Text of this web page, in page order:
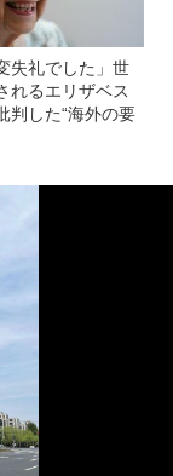
失礼でした」世
れるエリザベス
判した“海外の要